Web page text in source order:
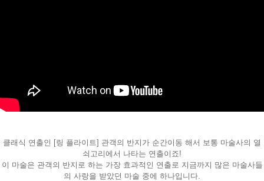
클래식 연출인 [링 플라이트] 관객의 반지가 순간이동 해서 보통 마술사의 열
쇠고리에서 나타는 연출이죠!
이 마술은 관객의 반지로 하는 가장 효과적인 연출로 지금까지 많은 마술사들
의 사랑을 받았던 마술 중에 하나입니다.